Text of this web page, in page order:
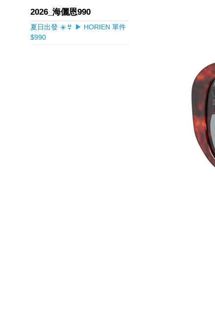
2026_海儷恩990
夏日出發 ☀️👙 ▶ HORIEN 單件
$990